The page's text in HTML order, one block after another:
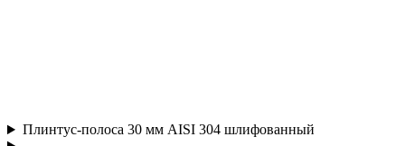
Плинтус-полоса 30 мм AISI 304 шлифованный